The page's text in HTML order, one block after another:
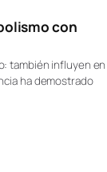
con
también influyen en
ha demostrado